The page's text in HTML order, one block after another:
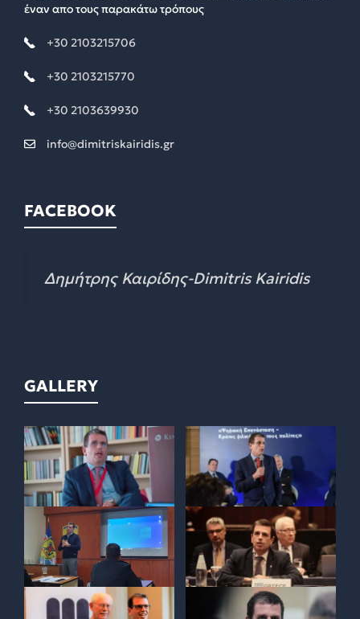
έναν απο τους παρακάτω τρόπους
+30 2103215706
+30 2103215770
+30 2103639930
info@dimitriskairidis.gr
FACEBOOK
Δημήτρης Καιρίδης-Dimitris Kairidis
GALLERY